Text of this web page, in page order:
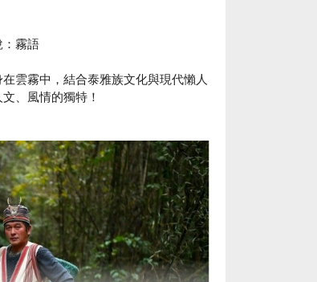
霧語
雲霧中，結合泰雅族文化與現代懶人
、風情的獨特！